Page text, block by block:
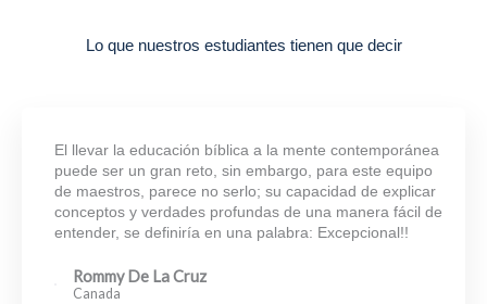
Lo que nuestros estudiantes tienen que decir
El llevar la educación bíblica a la mente contemporánea
puede ser un gran reto, sin embargo, para este equipo
de maestros, parece no serlo; su capacidad de explicar
conceptos y verdades profundas de una manera fácil de
entender, se definiría en una palabra: Excepcional!!
Rommy De La Cruz
Canada